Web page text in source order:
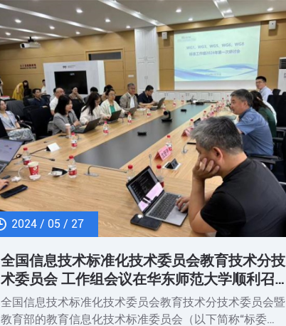
2024 / 05 / 27
全国信息技术标准化技术委员会教育技术分技
术委员会 工作组会议在华东师范大学顺利召
开
全国信息技术标准化技术委员会教育技术分技术委员会暨
教育部的教育信息化技术标准委员会（以下简称“标委